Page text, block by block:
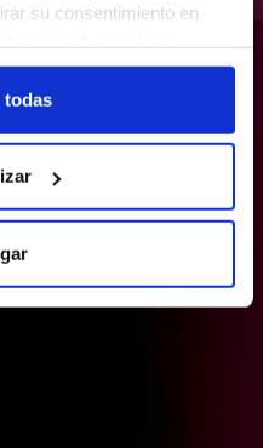
su consentimiento en
de varios metros
activamente
(huellas
cómo se procesan sus
todas